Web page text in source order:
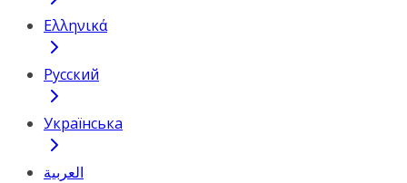
Ελληνικά
Русский
Українська
العربية